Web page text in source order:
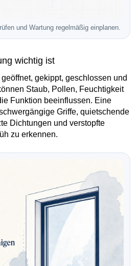
und Wartung regelmäßig einplanen.
wichtig ist
gekippt, geschlossen und
Staub, Pollen, Feuchtigkeit
Funktion beeinflussen. Eine
Griffe, quietschende
Dichtungen und verstopfte
zu erkennen.